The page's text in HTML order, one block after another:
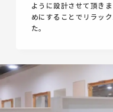
ように設計させて頂き
めにすることでリラッ
た。